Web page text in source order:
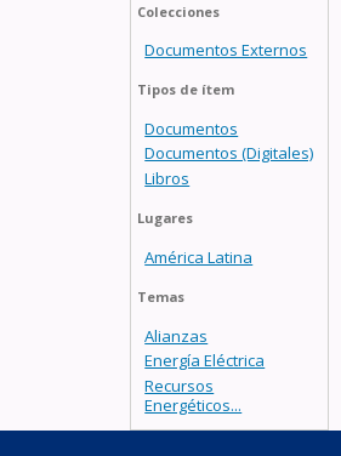
Colecciones
Documentos Externos
Tipos de ítem
Documentos
Documentos (Digitales)
Libros
Lugares
América Latina
Temas
Alianzas
Energía Eléctrica
Recursos
Energéticos...